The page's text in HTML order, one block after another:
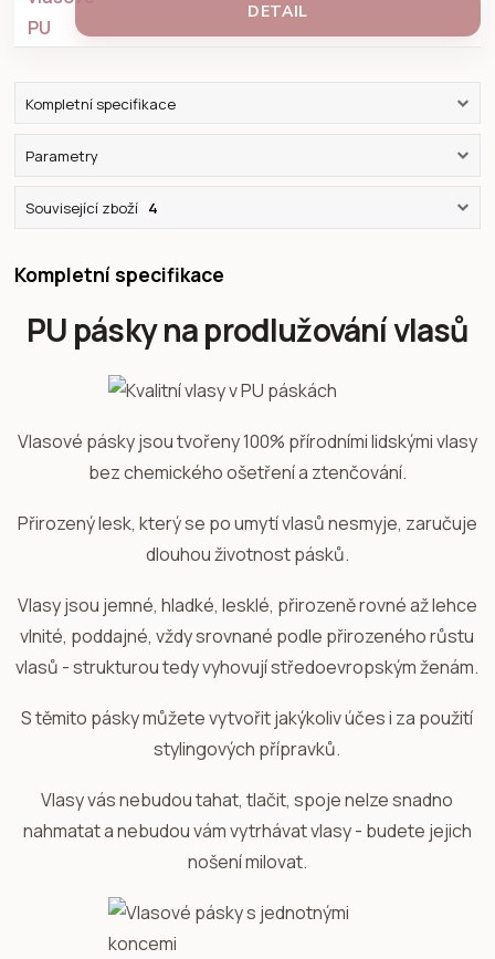
DETAIL
Kompletní specifikace
Parametry
Související zboží 4
Kompletní specifikace
PU pásky na prodlužování vlasů
Vlasové pásky jsou tvořeny 100% přírodními lidskými vlasy
bez chemického ošetření a ztenčování.
Přirozený lesk, který se po umytí vlasů nesmyje, zaručuje
dlouhou životnost pásků.
Vlasy jsou jemné, hladké, lesklé, přirozeně rovné až lehce
vlnité, poddajné, vždy srovnané podle přirozeného růstu
vlasů - strukturou tedy vyhovují středoevropským ženám.
S těmito pásky můžete vytvořit jakýkoliv účes i za použití
stylingových přípravků.
Vlasy vás nebudou tahat, tlačit, spoje nelze snadno
nahmatat a nebudou vám vytrhávat vlasy - budete jejich
nošení milovat.